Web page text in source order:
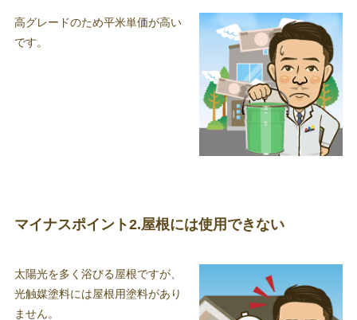
高グレードのため平米単価が高い
です。
マイナスポイント2.屋根には使用できない
太陽光を多く浴びる屋根ですが、
光触媒塗料には屋根用塗料があり
ません。